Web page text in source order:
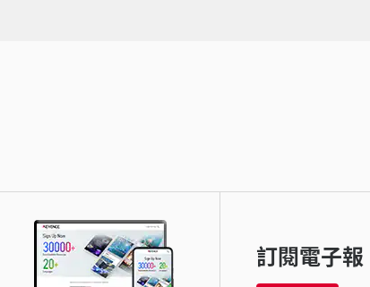
訂閱電子報